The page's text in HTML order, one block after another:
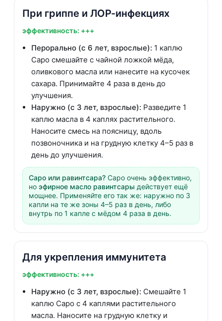
При гриппе и ЛОР-инфекциях
эффективность: +++
Перорально (с 6 лет, взрослые): 1 каплю
Саро смешайте с чайной ложкой мёда,
оливкового масла или нанесите на кусочек
сахара. Принимайте 4 раза в день до
улучшения.
Наружно (с 3 лет, взрослые): Разведите 1
каплю масла в 4 каплях растительного.
Наносите смесь на поясницу, вдоль
позвоночника и на грудную клетку 4–5 раз в
день до улучшения.
Саро или равинтсара? Саро очень эффективно,
но эфирное масло равинтсары действует ещё
мощнее. Применяйте его так же: наружно по 3
капли на те же зоны 4–5 раз в день, либо
внутрь по 1 капле с мёдом 4 раза в день.
Для укрепления иммунитета
эффективность: +++
Наружно (с 3 лет, взрослые): Смешайте 1
каплю Саро с 4 каплями растительного
масла. Наносите на грудную клетку и